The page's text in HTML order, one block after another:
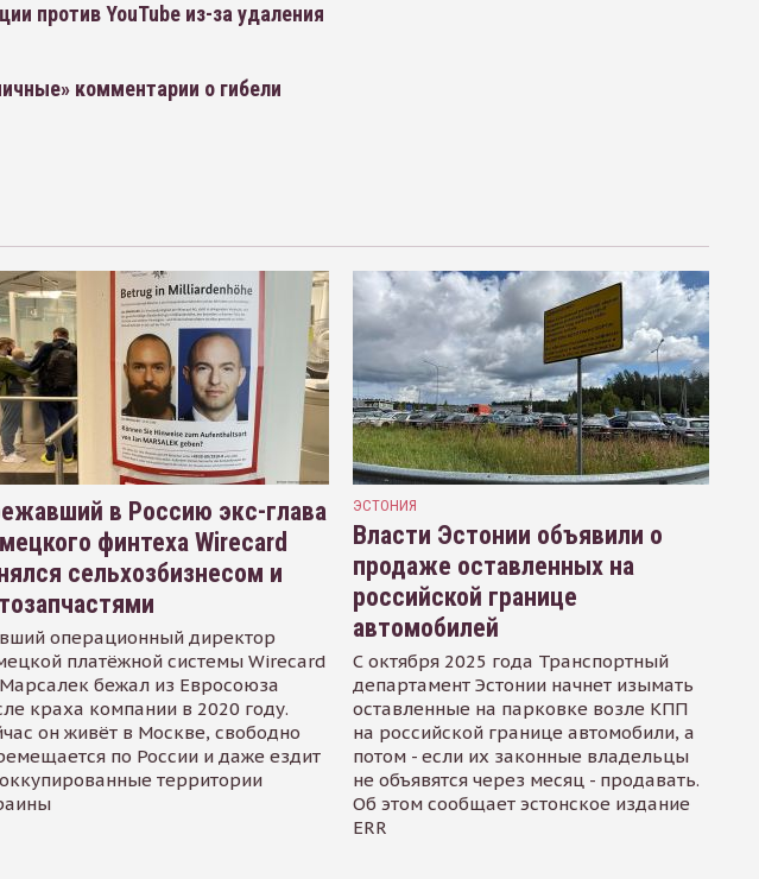
против YouTube из-за удаления
комментарии о гибели
в Россию экс-глава
финтеха Wirecard
сельхозбизнесом и
операционный директор
платёжной системы Wirecard
бежал из Евросоюза
краха компании в 2020 году.
он живёт в Москве, свободно
по России и даже ездит
территории
ЭСТОНИЯ
Власти Эстонии объявили о
продаже оставленных на
российской границе
автомобилей
С октября 2025 года Транспортный
департамент Эстонии начнет изымать
оставленные на парковке возле КПП
на российской границе автомобили, а
потом - если их законные владельцы
не объявятся через месяц - продавать.
Об этом сообщает эстонское издание
ERR